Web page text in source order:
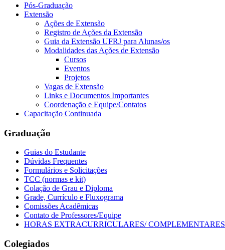
Pós-Graduação
Extensão
Ações de Extensão
Registro de Ações da Extensão
Guia da Extensão UFRJ para Alunas/os
Modalidades das Ações de Extensão
Cursos
Eventos
Projetos
Vagas de Extensão
Links e Documentos Importantes
Coordenação e Equipe/Contatos
Capacitação Continuada
Graduação
Guias do Estudante
Dúvidas Frequentes
Formulários e Solicitações
TCC (normas e kit)
Colação de Grau e Diploma
Grade, Currículo e Fluxograma
Comissões Acadêmicas
Contato de Professores/Equipe
HORAS EXTRACURRICULARES/ COMPLEMENTARES
Colegiados